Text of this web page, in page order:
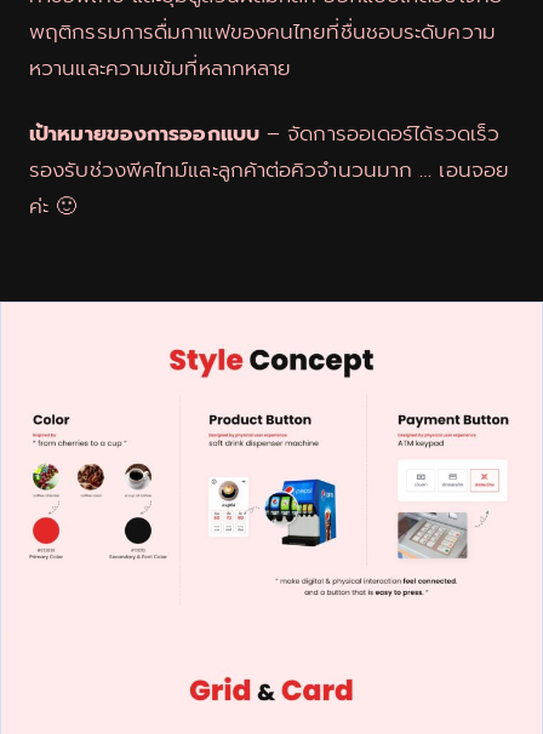
พฤติกรรมการดื่มกาแฟของคนไทยที่ชื่นชอบระดับความ
หวานและความเข้มที่หลากหลาย
เป้าหมายของการออกแบบ– จัดการออเดอร์ได้รวดเร็ว
รองรับช่วงพีคไทม์และลูกค้าต่อคิวจำนวนมาก … เอนจอย
ค่ะ 🙂